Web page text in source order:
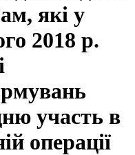
які у
2018 р.
участь в
операції